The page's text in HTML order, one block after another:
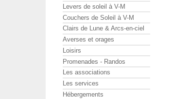
Levers de soleil à V-M
Couchers de Soleil à V-M
Clairs de Lune & Arcs-en-ciel
Averses et orages
Loisirs
Promenades - Randos
Les associations
Les services
Hébergements